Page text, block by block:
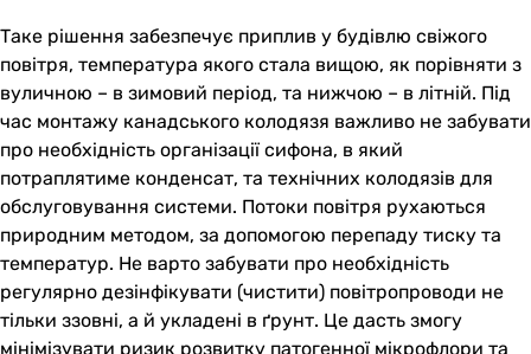
Таке рішення забезпечує приплив у будівлю свіжого
повітря, температура якого стала вищою, як порівняти з
вуличною – в зимовий період, та нижчою – в літній. Під
час монтажу канадського колодязя важливо не забувати
про необхідність організації сифона, в який
потраплятиме конденсат, та технічних колодязів для
обслуговування системи. Потоки повітря рухаються
природним методом, за допомогою перепаду тиску та
температур. Не варто забувати про необхідність
регулярно дезінфікувати (чистити) повітропроводи не
тільки ззовні, а й укладені в ґрунт. Це дасть змогу
мінімізувати ризик розвитку патогенної мікрофлори та